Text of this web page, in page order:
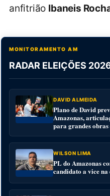
anfitrião Ibaneis
MONITORAMENTO AM
RADAR ELEIÇÕES
DAVID ALMEIDA
Plano de David
Amazonas,
para grandes
WILSON LIMA
PL do Amazonas
candidato a vice